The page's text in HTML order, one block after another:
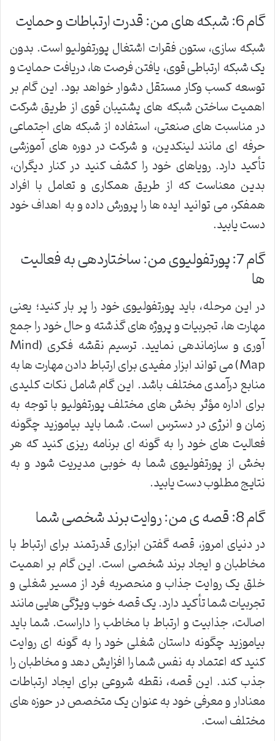
گام 6: شبکه های من: قدرت ارتباطات و حمایت
شبکه سازی، ستون فقرات اشتغال پورتفولیو است. بدون
یک شبکه ارتباطی قوی، یافتن فرصت ها، دریافت حمایت و
توسعه کسب وکار مستقل دشوار خواهد بود. این گام بر
اهمیت ساختن شبکه های پشتیبان قوی از طریق شرکت
در مناسبت های صنعتی، استفاده از شبکه های اجتماعی
حرفه ای مانند لینکدین، و شرکت در دوره های آموزشی
تأکید دارد. رویاهای خود را کشف کنید در کنار دیگران،
بدین معناست که از طریق همکاری و تعامل با افراد
همفکر، می توانید ایده ها را پرورش داده و به اهداف خود
دست یابید.
گام 7: پورتفولیوی من: ساختاردهی به فعالیت
ها
در این مرحله، باید پورتفولیوی خود را پر بار کنید؛ یعنی
مهارت ها، تجربیات و پروژه های گذشته و حال خود را جمع
آوری و سازماندهی نمایید. ترسیم نقشه فکری (Mind
Map) می تواند ابزار مفیدی برای ارتباط دادن مهارت ها به
منابع درآمدی مختلف باشد. این گام شامل نکات کلیدی
برای اداره مؤثر بخش های مختلف پورتفولیو با توجه به
زمان و انرژی در دسترس است. شما باید بیاموزید چگونه
فعالیت های خود را به گونه ای برنامه ریزی کنید که هر
بخش از پورتفولیوی شما به خوبی مدیریت شود و به
نتایج مطلوب دست یابید.
گام 8: قصه ی من: روایت برند شخصی شما
در دنیای امروز، قصه گفتن ابزاری قدرتمند برای ارتباط با
مخاطبان و ایجاد برند شخصی است. این گام بر اهمیت
خلق یک روایت جذاب و منحصربه فرد از مسیر شغلی و
تجربیات شما تأکید دارد. یک قصه خوب ویژگی هایی مانند
اصالت، جذابیت و ارتباط با مخاطب را داراست. شما باید
بیاموزید چگونه داستان شغلی خود را به گونه ای روایت
کنید که اعتماد به نفس شما را افزایش دهد و مخاطبان را
جذب کند. این قصه، نقطه شروعی برای ایجاد ارتباطات
معنادار و معرفی خود به عنوان یک متخصص در حوزه های
مختلف است.